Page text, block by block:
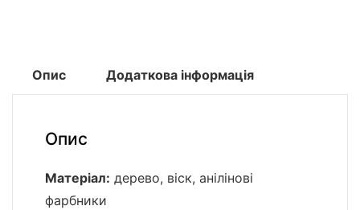
Опис Додаткова інформація
Опис
Матеріал: дерево, віск, анілінові
фарбники